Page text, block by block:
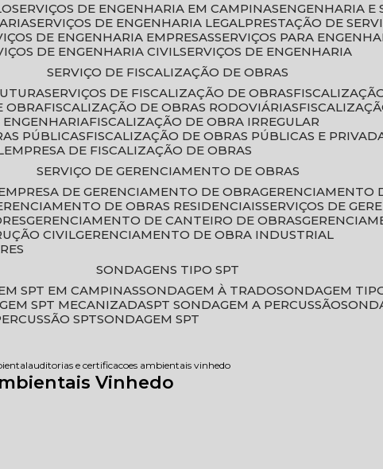
SERVIÇOS DE ENGENHARIA EM CAMPINAS
ENGENHARIA E
SERVIÇOS DE ENGENHARIA LEGAL
PRESTAÇÃO DE
DE ENGENHARIA EMPRESAS SERVIÇOS PARA
DE ENGENHARIA CIVIL SERVIÇOS DE ENGENHARIA
SERVIÇO DE FISCALIZAÇÃO DE OBRAS
SERVIÇOS DE FISCALIZAÇÃO DE OBRAS
OBRA FISCALIZAÇÃO DE OBRAS RODOVIÁRIAS
ENGENHARIA FISCALIZAÇÃO DE OBRA IRREGULAR
PÚBLICAS
FISCALIZAÇÃO DE OBRAS PÚBLICAS E
EMPRESA DE FISCALIZAÇÃO DE OBRAS
SERVIÇO DE GERENCIAMENTO DE OBRAS
EMPRESA DE GERENCIAMENTO DE OBRA
DE OBRAS RESIDENCIAIS SERVIÇOS DE
GERENCIAMENTO DE CANTEIRO DE OBRAS
CIVIL
GERENCIAMENTO DE OBRA INDUSTRIAL
SONDAGENS TIPO SPT
SPT EM CAMPINAS SONDAGEM À TRADO SONDAGEM
SPT MECANIZADA SPT SONDAGEM A PERCUSSÃO
SPT SONDAGEM SPT
auditorias e certificacoes ambientais vinhedo
Vinhedo